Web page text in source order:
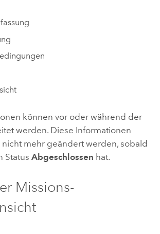
können vor oder während der
werden. Diese Informationen
mehr geändert werden, sobald
Status Abgeschlossen hat.
Missions-